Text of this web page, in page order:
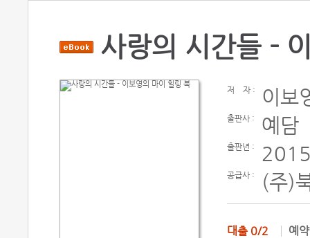
사랑의 시간들 -
저 자 : 이보
출판사 : 예담
출판년 :
공급사 : (주)
대출 0/2 예